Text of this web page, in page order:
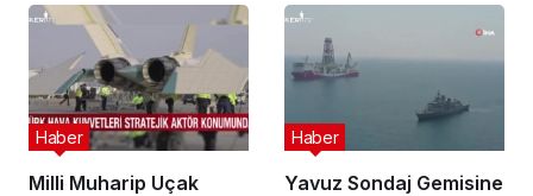
Milli Muharip Uçak
Haber
Yavuz Sondaj Gemisine
Haber